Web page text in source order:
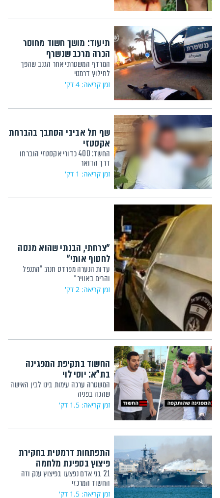
תיעוד: מושך חשוד מחוסר
הכרה מרכב שנשרף
המרדף המשטרתי אחר הגנב שהפך
לחילוץ דרמטי
זמן קריאה: 4 דק'
שף תל אביבי הסתבך בהברחת
אקסטזי
החשד: 400 כדורי אקסטזי הוברחו
דרך הדואר
זמן קריאה: 1 דק'
"צרחתי, הבנתי שהוא מנסה
לחטוף אותי"
עדות הנערה מפרדס חנה: "התנפל
והרים באוויר"
זמן קריאה: 2 דק'
החשוד בתקיפת המפגינה
בת"א: יוסי לוי
המשטרה ערכה עימות בינו לבין האישה
שהכה בפניה
זמן קריאה: 1.5 דק'
התפתחות דרמטית בחקירת
פיצוץ בספינת מלחמה
21 בני אדם נפצעו בפיצוץ ענק וזה
החשוד המרכזי
זמן קריאה: 1.5 דק'